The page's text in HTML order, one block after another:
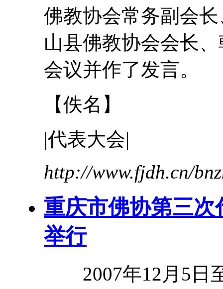
佛教协会常务副会
山县佛教协会会长
会议并作了发言。
【佚名】
|代表大会|
http://www.fjdh.cn/
重庆市佛协第三次
举行
2007年12月5日